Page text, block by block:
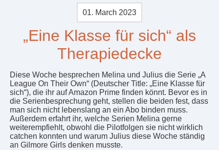
01. March 2023
„Eine Klasse für sich“ als
Therapiedecke
Diese Woche besprechen Melina und Julius die Serie „A
League On Their Own“ (Deutscher Title: „Eine Klasse für
sich“), die ihr auf Amazon Prime finden könnt. Bevor es in
die Serienbesprechung geht, stellen die beiden fest, dass
man sich nicht lebenslang an ein Abo binden muss.
Außerdem erfahrt ihr, welche Serien Melina gerne
weiterempfiehlt, obwohl die Pilotfolgen sie nicht wirklich
catchen konnten und warum Julius diese Woche ständig
an Gilmore Girls denken musste.